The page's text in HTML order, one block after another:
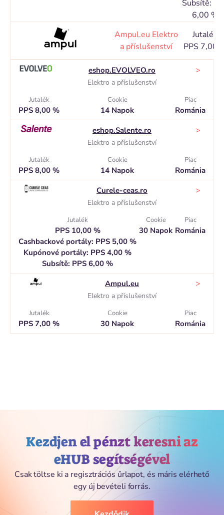
Subsítě:
6,00 %
Ampul.eu Elektro
a příslušenství
Jutalék
PPS 7,00
eshop.EVOLVEO.ro
Elektro a příslušenství
>
Jutalék
PPS 8,00 %
Cookie
14 Napok
Piac
Románia
eshop.Salente.ro
Elektro a příslušenství
>
Jutalék
PPS 8,00 %
Cookie
14 Napok
Piac
Románia
Curele-ceas.ro
Elektro a příslušenství
>
Jutalék
PPS 10,00 %
Cashbackové portály: PPS 5,00 %
Kupónové portály: PPS 4,00 %
Subsítě: PPS 6,00 %
Cookie
30 Napok
Piac
Románia
Ampul.eu
Elektro a příslušenství
>
Jutalék
PPS 7,00 %
Cookie
30 Napok
Piac
Románia
Kezdjen el pénzt keresni az
eHUB segítségével
Csak töltse ki a regisztrációs űrlapot, és máris elérhető
egy új bevételi forrás.